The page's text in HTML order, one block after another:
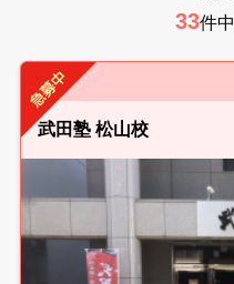
33件中
武田塾 松山校